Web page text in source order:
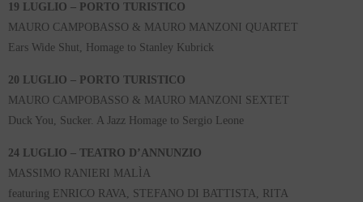
19 LUGLIO – PORTO TURISTICO
MAURO CAMPOBASSO & MAURO MANZONI QUARTET
Ears Wide Shut, Homage to Stanley Kubrick
20 LUGLIO – PORTO TURISTICO
MAURO CAMPOBASSO & MAURO MANZONI SEXTET
Duck You, Sucker. A Jazz Homage to Sergio Leone
24 LUGLIO – TEATRO D’ANNUNZIO
MASSIMO RANIERI MALÌA
featuring ENRICO RAVA, STEFANO DI BATTISTA, RITA